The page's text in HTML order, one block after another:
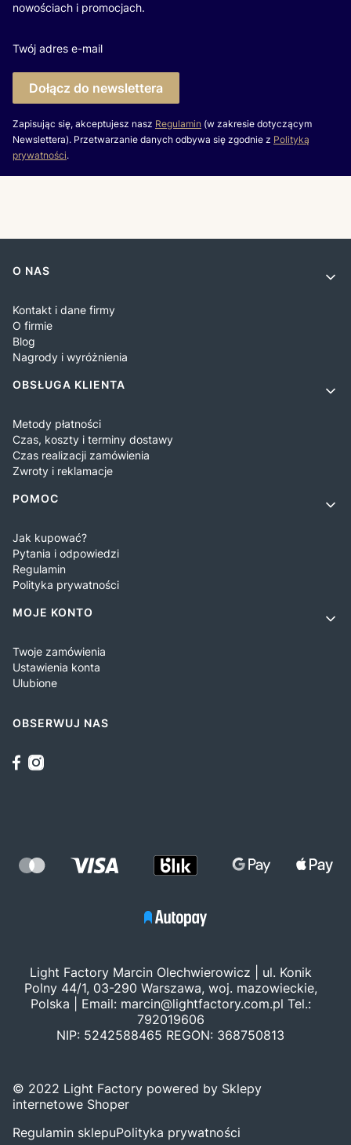
nowościach i promocjach.
Twój adres e-mail
Dołącz do newslettera
Zapisując się, akceptujesz nasz Regulamin (w zakresie dotyczącym
Newslettera). Przetwarzanie danych odbywa się zgodnie z Polityką
prywatności.
Linki w stopce
O NAS
Kontakt i dane firmy
O firmie
Blog
Nagrody i wyróżnienia
OBSŁUGA KLIENTA
Metody płatności
Czas, koszty i terminy dostawy
Czas realizacji zamówienia
Zwroty i reklamacje
POMOC
Jak kupować?
Pytania i odpowiedzi
Regulamin
Polityka prywatności
MOJE KONTO
Twoje zamówienia
Ustawienia konta
Ulubione
OBSERWUJ NAS
Light Factory Marcin Olechwierowicz | ul. Konik
Polny 44/1, 03-290 Warszawa, woj. mazowieckie,
Polska | Email: marcin@lightfactory.com.pl Tel.:
792019606
NIP: 5242588465 REGON: 368750813
© 2022 Light Factory powered by Sklepy
internetowe Shoper
Regulamin sklepuPolityka prywatności